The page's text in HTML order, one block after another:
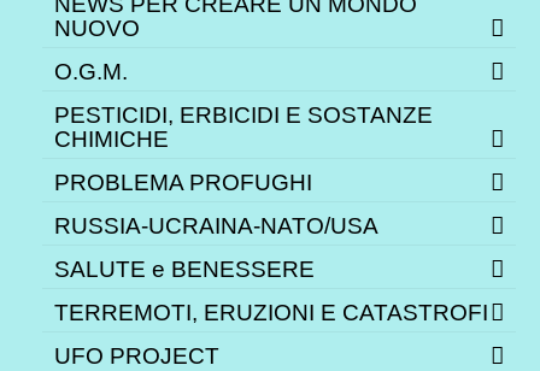
NUOVO
O.G.M.
PESTICIDI, ERBICIDI E SOSTANZE
CHIMICHE
PROBLEMA PROFUGHI
RUSSIA-UCRAINA-NATO/USA
SALUTE e BENESSERE
TERREMOTI, ERUZIONI E CATASTROFI
UFO PROJECT